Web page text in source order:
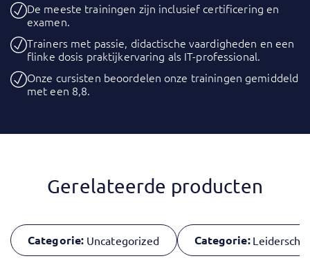
De meeste trainingen zijn inclusief certificering en
examen.
Trainers met passie, didactische vaardigheden en een
flinke dosis praktijkervaring als IT-professional.
Onze cursisten beoordelen onze trainingen gemiddeld
met een 8,8.
Gerelateerde producten
Categorie: Uncategorized Categorie: